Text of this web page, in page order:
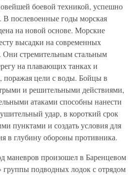
боевой техникой, успешно
В послевоенные годы морская
на новой основе. Морские
высадки на современных
Они стремительным стальным
на плавающих танках и
поражая цели с воды. Бойцы в
и решительными действиями,
атаками способны нанести
удар, в короткий срок
пунктами и создать условия для
в глубину обороны противника.
маневров произошел в Баренцевом
подводных лодок с отрядом